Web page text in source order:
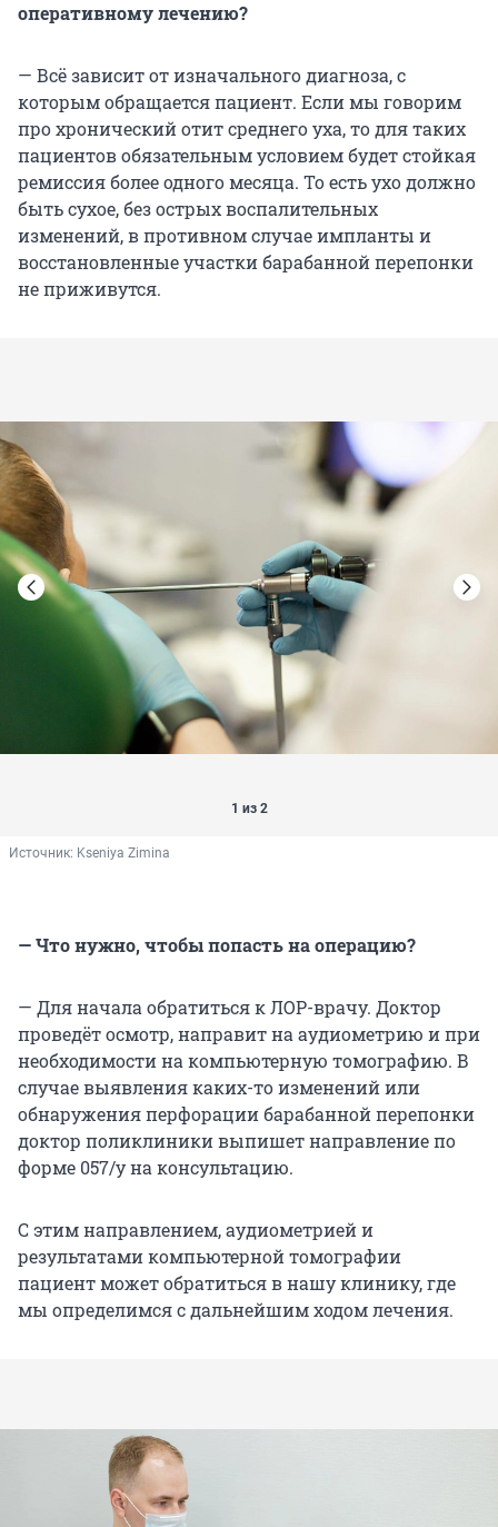
оперативному лечению?
— Всё зависит от изначального диагноза, с
которым обращается пациент. Если мы говорим
про хронический отит среднего уха, то для таких
пациентов обязательным условием будет стойкая
ремиссия более одного месяца. То есть ухо должно
быть сухое, без острых воспалительных
изменений, в противном случае импланты и
восстановленные участки барабанной перепонки
не приживутся.
1 из 2
Источник: Kseniya Zimina
— Что нужно, чтобы попасть на операцию?
— Для начала обратиться к ЛОР-врачу. Доктор
проведёт осмотр, направит на аудиометрию и при
необходимости на компьютерную томографию. В
случае выявления каких-то изменений или
обнаружения перфорации барабанной перепонки
доктор поликлиники выпишет направление по
форме 057/у на консультацию.
С этим направлением, аудиометрией и
результатами компьютерной томографии
пациент может обратиться в нашу клинику, где
мы определимся с дальнейшим ходом лечения.